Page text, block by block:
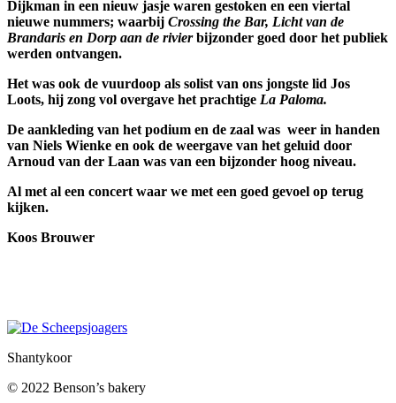
Dijkman in een nieuw jasje waren gestoken en een viertal
nieuwe nummers; waarbij Crossing the Bar, Licht van de
Brandaris en Dorp aan de rivierbijzonder goed door het publiek
werden ontvangen.
Het was ook de vuurdoop als solist van ons jongste lid Jos
Loots, hij zong vol overgave het prachtige La Paloma.
De aankleding van het podium en de zaal was weer in handen
van Niels Wienke en ook de weergave van het geluid door
Arnoud van der Laan was van een bijzonder hoog niveau.
Al met al een concert waar we met een goed gevoel op terug
kijken.
Koos Brouwer
Shantykoor
© 2022 Benson’s bakery